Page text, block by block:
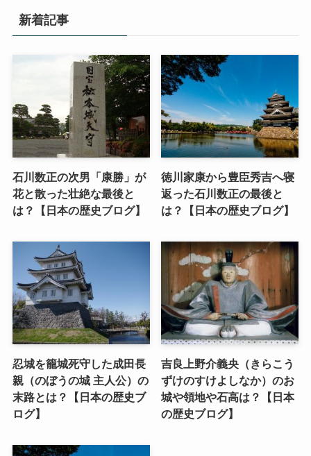
新着記事
石川数正の次男「康勝」が
花と散った壮絶な最後と
は？【日本の歴史ブログ】
徳川家康から豊臣秀吉へ寝
返った石川数正の最後と
は？【日本の歴史ブログ】
忍城を籠城死守した成田長
親（のぼうの城 主人公）の
末路とは？【日本の歴史ブ
ログ】
吉良上野介義央（きらこう
ずけのすけよしなか）のお
城や領地や石高は？【日本
の歴史ブログ】